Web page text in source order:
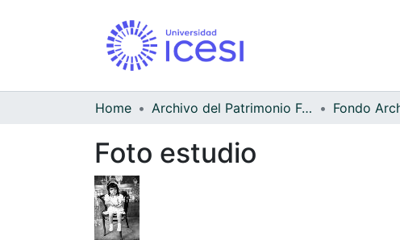
Home Archivo del Patrimonio Fotográfico y Fílmico del Valle del Cauca
Foto estudio